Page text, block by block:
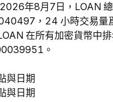
年8月7日，LOAN
，24 小時交易量
在所有加密貨幣中
。
與日期
與日期